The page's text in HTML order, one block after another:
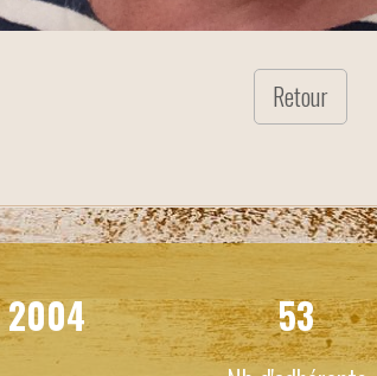
Retour
2004 53